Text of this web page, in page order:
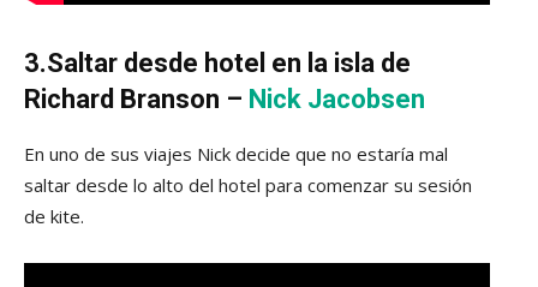
3.Saltar desde hotel en la isla de
Richard Branson – Nick Jacobsen
En uno de sus viajes Nick decide que no estaría mal
saltar desde lo alto del hotel para comenzar su sesión
de kite.